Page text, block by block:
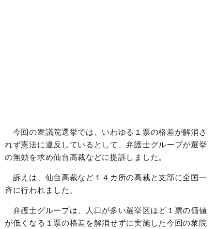
今回の衆議院選挙では、いわゆる１票の格差が解消さ
れず憲法に違反しているとして、弁護士グループが選挙
の無効を求め仙台高裁などに提訴しました。
訴えは、仙台高裁など１４カ所の高裁と支部に全国一
斉に行われました。
弁護士グループは、人口が多い選挙区ほど１票の価値
が低くなる１票の格差を解消せずに実施した今回の衆院